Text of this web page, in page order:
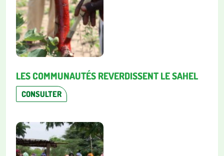
LES COMMUNAUTÉS REVERDISSENT LE SAHEL
CONSULTER